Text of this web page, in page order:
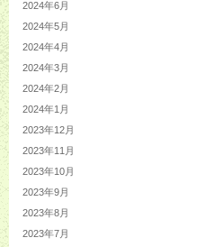
2024年6月
2024年5月
2024年4月
2024年3月
2024年2月
2024年1月
2023年12月
2023年11月
2023年10月
2023年9月
2023年8月
2023年7月